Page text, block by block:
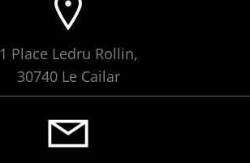
1 Place Ledru Rollin,
30740 Le Cailar